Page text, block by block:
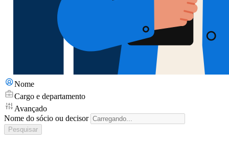
Nome
Cargo e departamento
Avançado
Nome do sócio ou decisor
Pesquisar